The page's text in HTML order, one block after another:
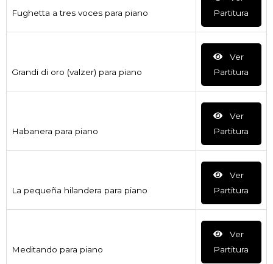
Fughetta a tres voces para piano
Partitura
Grandi di oro (valzer) para piano
Ver
Partitura
Habanera para piano
Ver
Partitura
La pequeña hilandera para piano
Ver
Partitura
Meditando para piano
Ver
Partitura